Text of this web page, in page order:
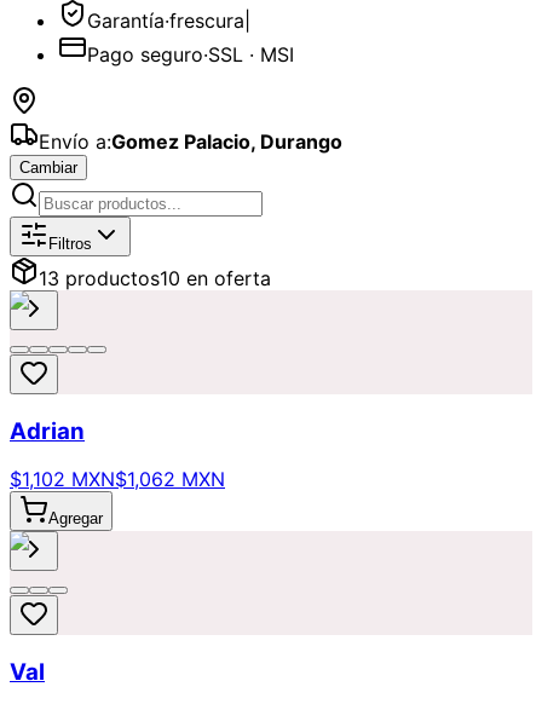
Garantía·frescura
Pago seguro·SSL · MSI
Envío a:Gomez Palacio, Durango
Cambiar
Catálogo deBautizo
Filtros
13 productos10 en oferta
Adrian
$1,102 MXN$1,062 MXN
Agregar
Val